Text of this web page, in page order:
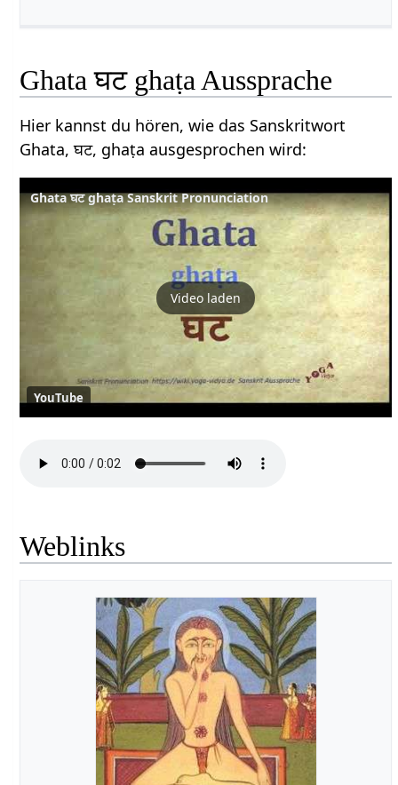
Ghata घट ghaṭa Aussprache
Hier kannst du hören, wie das Sanskritwort
Ghata, घट, ghaṭa ausgesprochen wird:
Ghata घट ghaṭa Sanskrit Pronunciation
Video laden
YouTube
Weblinks